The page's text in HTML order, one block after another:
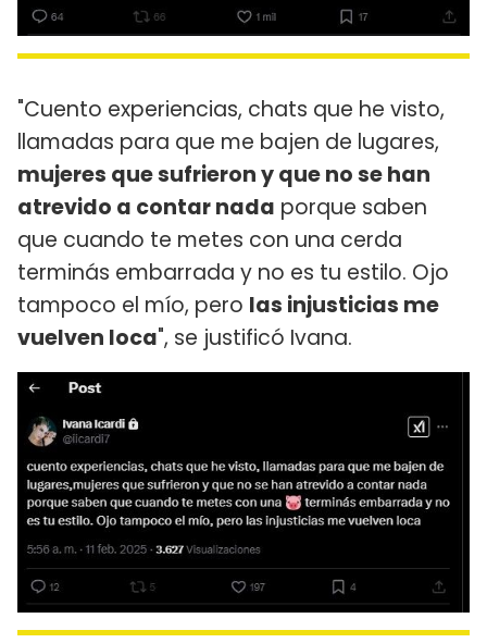
"Cuento experiencias, chats que he visto,
llamadas para que me bajen de lugares,
mujeres que sufrieron y que no se han
atrevido a contar nada porque saben
que cuando te metes con una cerda
terminás embarrada y no es tu estilo. Ojo
tampoco el mío, pero las injusticias me
vuelven loca", se justificó Ivana.